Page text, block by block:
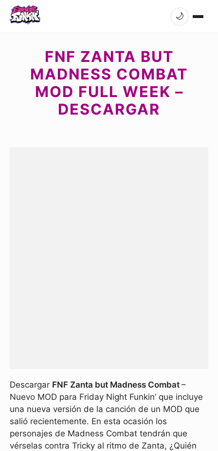
🌙
FNF ZANTA BUT
MADNESS COMBAT
MOD FULL WEEK –
DESCARGAR
Descargar FNF Zanta but Madness Combat –
Nuevo MOD para Friday Night Funkin’ que incluye
una nueva versión de la canción de un MOD que
salió recientemente. En esta ocasión los
personajes de Madness Combat tendrán que
vérselas contra Tricky al ritmo de Zanta, ¿Quién